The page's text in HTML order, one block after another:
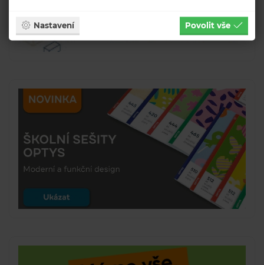
Nastavení Povolit vše